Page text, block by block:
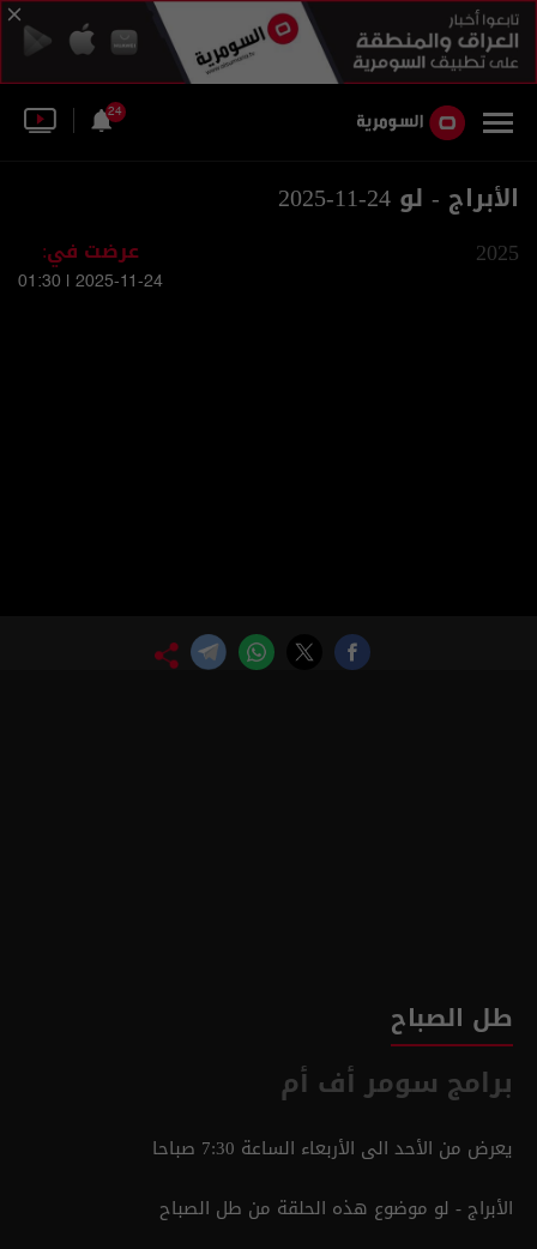
24
الأبراج - لو 24-11-2025
2025 عرضت في:
2025-11-24 | 01:30
طل الصباح
برامج سومر أف أم
يعرض من الأحد الى الأربعاء الساعة 7:30 صباحا
الأبراج - لو موضوع هذه الحلقة من طل الصباح